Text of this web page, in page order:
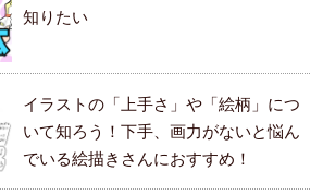
知りたい
イラストの「上手さ」や「絵柄」につ
いて知ろう！下手、画力がないと悩ん
でいる絵描きさんにおすすめ！